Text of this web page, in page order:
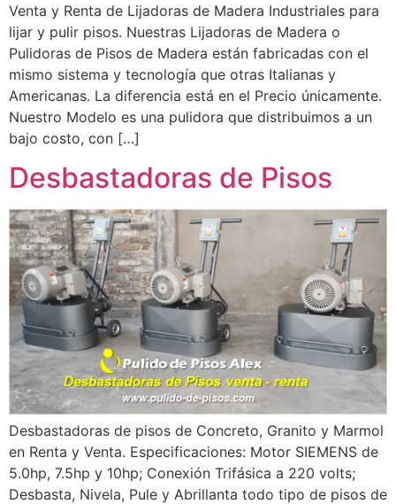
Venta y Renta de Lijadoras de Madera Industriales para
lijar y pulir pisos. Nuestras Lijadoras de Madera o
Pulidoras de Pisos de Madera están fabricadas con el
mismo sistema y tecnología que otras Italianas y
Americanas. La diferencia está en el Precio únicamente.
Nuestro Modelo es una pulidora que distribuimos a un
bajo costo, con […]
Desbastadoras de Pisos
Desbastadoras de pisos de Concreto, Granito y Marmol
en Renta y Venta. Especificaciones: Motor SIEMENS de
5.0hp, 7.5hp y 10hp; Conexión Trifásica a 220 volts;
Desbasta, Nivela, Pule y Abrillanta todo tipo de pisos de